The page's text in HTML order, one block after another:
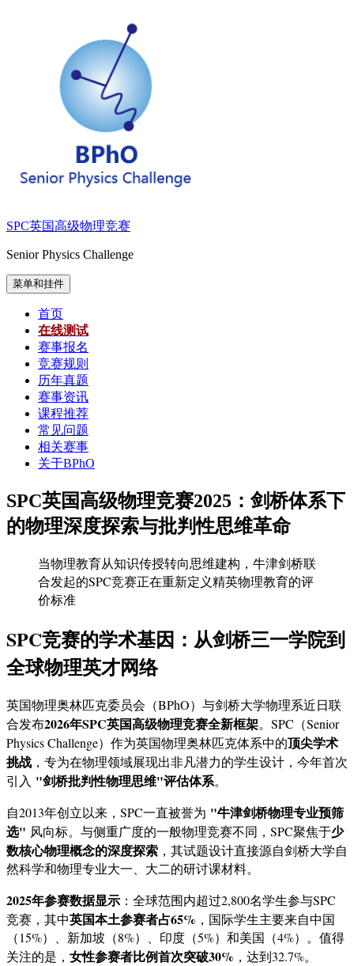
SPC英国高级物理竞赛
Senior Physics Challenge
菜单和挂件
首页
在线测试
赛事报名
竞赛规则
历年真题
赛事资讯
课程推荐
常见问题
相关赛事
关于BPhO
SPC英国高级物理竞赛2025：剑桥体系下
的物理深度探索与批判性思维革命
当物理教育从知识传授转向思维建构，牛津剑桥联
合发起的SPC竞赛正在重新定义精英物理教育的评
价标准
SPC竞赛的学术基因：从剑桥三一学院到
全球物理英才网络
英国物理奥林匹克委员会（BPhO）与剑桥大学物理系近日联
合发布2026年SPC英国高级物理竞赛全新框架。SPC（Senior
Physics Challenge）作为英国物理奥林匹克体系中的顶尖学术
挑战 ，专为在物理领域展现出非凡潜力的学生设计，今年首次
引入 "剑桥批判性物理思维"评估体系。
自2013年创立以来，SPC一直被誉为 "牛津剑桥物理专业预筛
选" 风向标。与侧重广度的一般物理竞赛不同，SPC聚焦于少
数核心物理概念的深度探索 ，其试题设计直接源自剑桥大学自
然科学和物理专业大一、大二的研讨课材料。
2025年参赛数据显示 ：全球范围内超过2,800名学生参与SPC
竞赛，其中英国本土参赛者占65% ，国际学生主要来自中国
（15%）、新加坡（8%）、印度（5%）和美国（4%）。值得
关注的是， 女性参赛者比例首次突破30% ，达到32.7%。